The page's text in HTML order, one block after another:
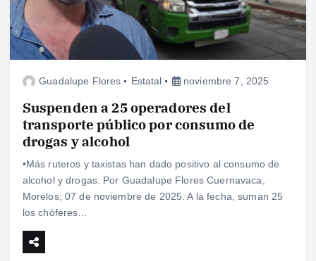
Guadalupe Flores Estatal noviembre 7, 2025
Suspenden a 25 operadores del
transporte público por consumo de
drogas y alcohol
•Más ruteros y taxistas han dado positivo al consumo de
alcohol y drogas. Por Guadalupe Flores Cuernavaca,
Morelos; 07 de noviembre de 2025. A la fecha, suman 25
los chóferes…